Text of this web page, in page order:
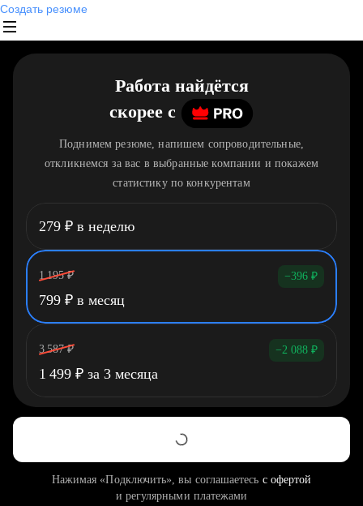
Создать резюме
Работа найдётся
скорее c
Поднимем резюме, напишем сопроводительные,
откликнемся за вас в выбранные компании и покажем
статистику по конкурентам
279 ₽ в неделю
1 195 ₽ −396 ₽
799 ₽ в месяц
3 587 ₽ −2 088 ₽
1 499 ₽ за 3 месяца
Нажимая «Подключить», вы соглашаетесь с офертой
и регулярными платежами